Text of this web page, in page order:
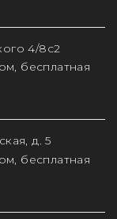
4/8с2
бесплатная
д. 5
бесплатная